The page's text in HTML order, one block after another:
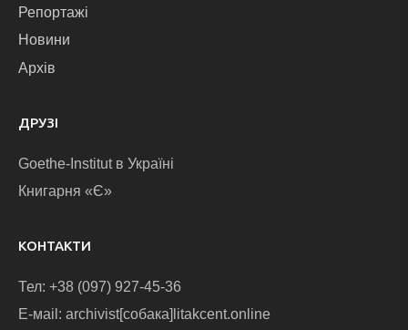
Репортажі
Новини
Архів
ДРУЗІ
Goethe-Institut в Україні
Книгарня «Є»
КОНТАКТИ
Тел: +38 (097) 927-45-36
E-маіl: archivist[собака]litakcent.online